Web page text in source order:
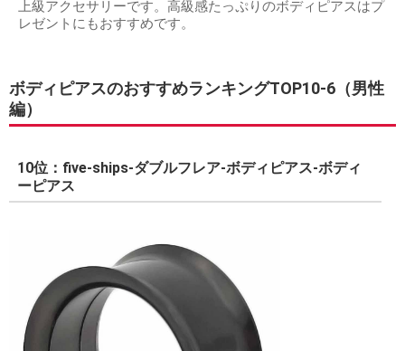
上級アクセサリーです。高級感たっぷりのボディピアスはプ
レゼントにもおすすめです。
ボディピアスのおすすめランキングTOP10-6（男性
編）
10位：five-ships-ダブルフレア-ボディピアス-ボディ
ーピアス